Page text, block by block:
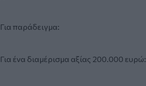
Για παράδειγμα:
Για ένα διαμέρισμα αξίας 200.000 ευρώ: